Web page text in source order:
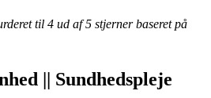
til 4 ud af 5 stjerner baseret på
|| Sundhedspleje